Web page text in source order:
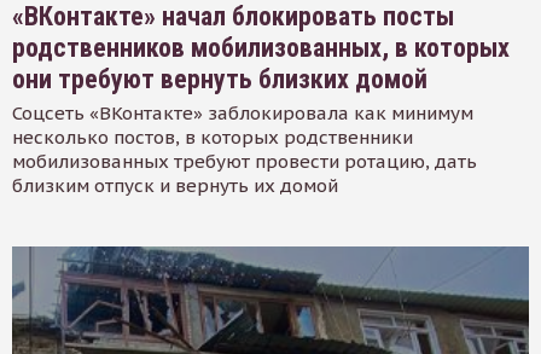
«ВКонтакте» начал блокировать посты
родственников мобилизованных, в которых
они требуют вернуть близких домой
Соцсеть «ВКонтакте» заблокировала как минимум
несколько постов, в которых родственники
мобилизованных требуют провести ротацию, дать
близким отпуск и вернуть их домой